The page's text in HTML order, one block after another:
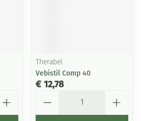
Therabel
Vebistil Comp 40
€ 12,78